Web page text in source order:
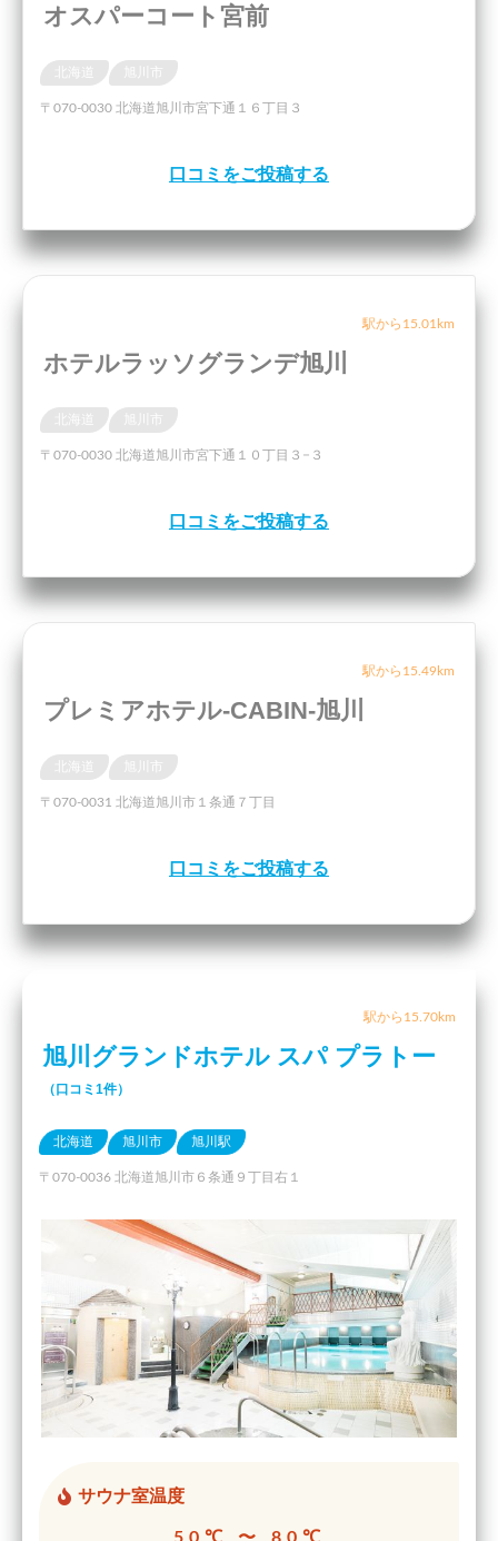
オスパーコート宮前
〒070-0030 北海道旭川市宮下通１６丁目３
口コミをご投稿する
駅から15.01km
ホテルラッソグランデ旭川
〒070-0030 北海道旭川市宮下通１０丁目３−３
口コミをご投稿する
駅から15.49km
プレミアホテル-CABIN-旭川
〒070-0031 北海道旭川市１条通７丁目
口コミをご投稿する
駅から15.70km
旭川グランドホテル スパ プラトー
（口コミ1件）
北海道 旭川市 旭川駅
〒070-0036 北海道旭川市６条通９丁目右１
サウナ室温度